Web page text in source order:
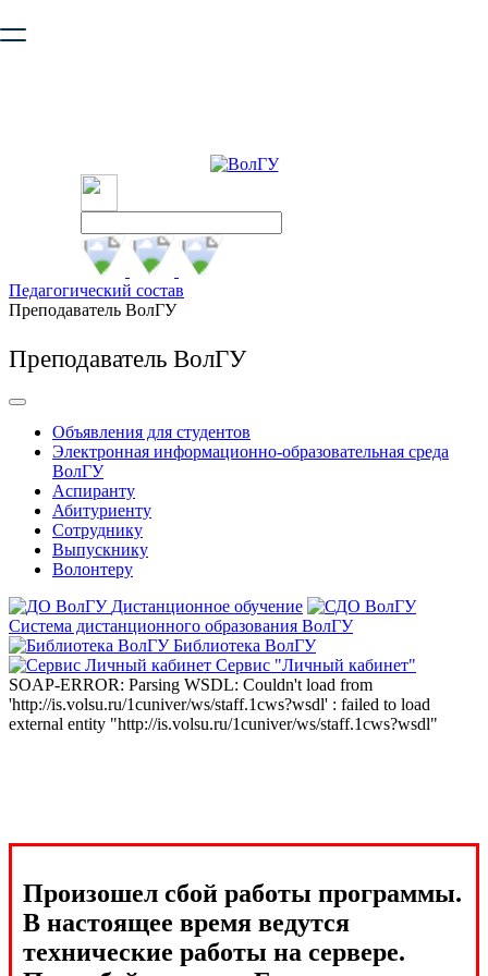
безопасную работу с сайтом. Пожалуйста
Педагогический состав
Преподаватель ВолГУ
Преподаватель ВолГУ
Объявления для студентов
Электронная информационно-образовательная среда
ВолГУ
Аспиранту
Абитуриенту
Сотруднику
Выпускнику
Волонтеру
Дистанционное обучение
Система дистанционного образования ВолГУ
Библиотека ВолГУ
Сервис "Личный кабинет"
SOAP-ERROR: Parsing WSDL: Couldn't load from
'http://is.volsu.ru/1cuniver/ws/staff.1cws?wsdl' : failed to load
external entity "http://is.volsu.ru/1cuniver/ws/staff.1cws?wsdl"
Произошел сбой работы программы.
В настоящее время ведутся
технические работы на сервере.